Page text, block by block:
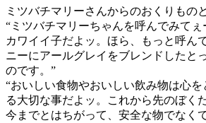
ミツバチマリーさんからのおくりもの
“ミツバチマリーちゃんを呼んでみてぇ
カワイイ子だよッ。ほら、もっと呼ん
ニーにアールグレイをブレンドしたと
のです。”
“おいしい食物やおいしい飲み物は心
る大切な事だよッ。これから先のぼく
今までとはちがって、安全な物でなく